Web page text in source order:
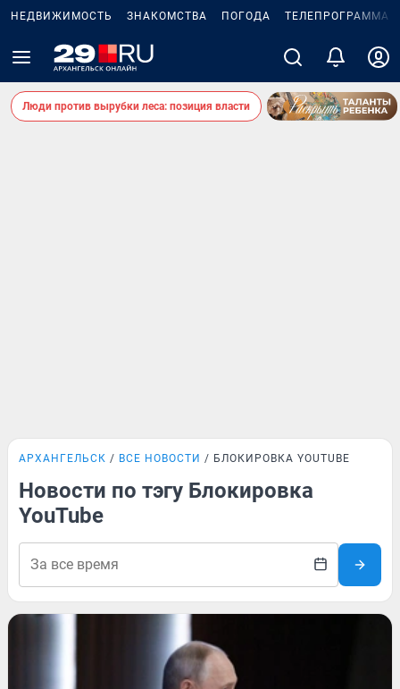
НЕДВИЖИМОСТЬ ЗНАКОМСТВА ПОГОДА ТЕЛЕПРОГРАММА
Люди против вырубки леса: позиция власти
АРХАНГЕЛЬСК ВСЕ НОВОСТИ БЛОКИРОВКА YOUTUBE
Новости по тэгу Блокировка
YouTube